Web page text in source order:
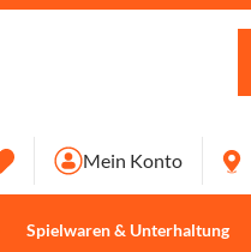
Spielwaren & Unterhaltung
Mein Konto